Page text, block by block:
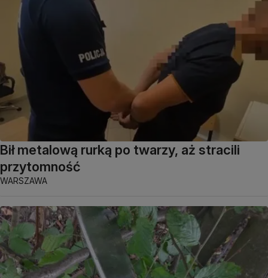
Bił metalową rurką po twarzy, aż stracili
przytomność
WARSZAWA